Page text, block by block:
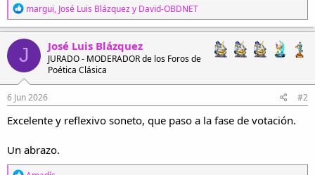
R
e
a
c
c
i
o
n
e
s
:
margui, José Luis Blázquezy David-OBDNET
J José Luis Blázquez
JURADO - MODERADOR de los Foros de
Poética Clásica
6 Jun 2026 #2
Excelente y reflexivo soneto, que paso a la fase de votación.
Un abrazo.